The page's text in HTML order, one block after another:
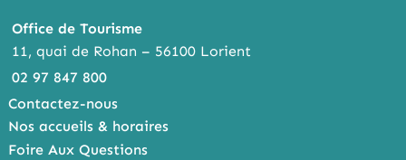
Office de Tourisme
11, quai de Rohan – 56100 Lorient
02 97 847 800
Contactez-nous
Nos accueils & horaires
Foire Aux Questions